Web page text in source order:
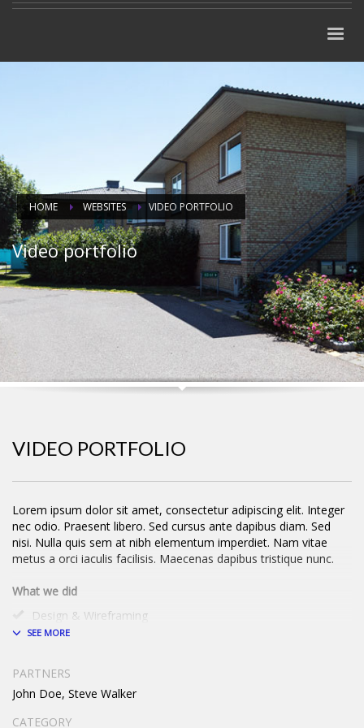
HOME WEBSITES VIDEO PORTFOLIO
Video portfolio
VIDEO PORTFOLIO
Lorem ipsum dolor sit amet, consectetur adipiscing elit. Integer
nec odio. Praesent libero. Sed cursus ante dapibus diam. Sed
nisi. Nulla quis sem at nibh elementum imperdiet. Nam vitae
metus a orci iaculis facilisis. Maecenas dapibus tristique nunc.
What we did
Design & Wireframing
SEO
Social Media Marketing
Integer euismod lacus luctus magna.
ad litora torquent per conubia nostra, per inceptos himenaeos
PARTNERS
John Doe, Steve Walker
CATEGORY